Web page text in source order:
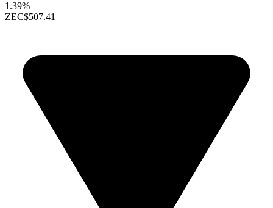
1.39%
ZEC$507.41